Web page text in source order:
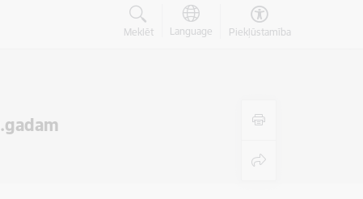
Meklēt Language Piekļūstamība